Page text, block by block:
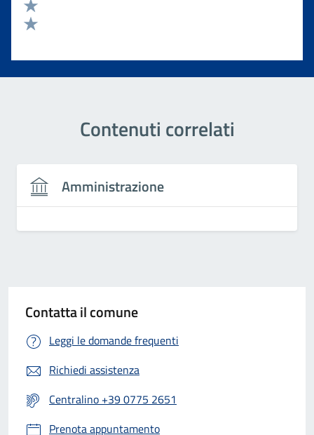
Valuta 3 stelle su 5
Valuta 2 stelle su 5
Contenuti correlati
Amministrazione
Contatta il comune
Leggi le domande frequenti
Richiedi assistenza
Centralino +39 0775 2651
Prenota appuntamento